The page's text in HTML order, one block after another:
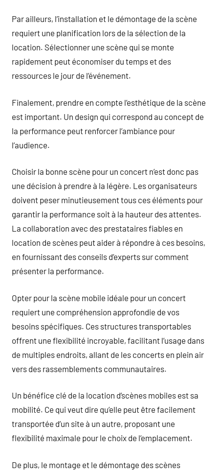
Par ailleurs, l’installation et le démontage de la scène
requiert une planification lors de la sélection de la
location. Sélectionner une scène qui se monte
rapidement peut économiser du temps et des
ressources le jour de l’événement.
Finalement, prendre en compte l’esthétique de la scène
est important. Un design qui correspond au concept de
la performance peut renforcer l’ambiance pour
l’audience.
Choisir la bonne scène pour un concert n’est donc pas
une décision à prendre à la légère. Les organisateurs
doivent peser minutieusement tous ces éléments pour
garantir la performance soit à la hauteur des attentes.
La collaboration avec des prestataires fiables en
location de scènes peut aider à répondre à ces besoins,
en fournissant des conseils d’experts sur comment
présenter la performance.
Opter pour la scène mobile idéale pour un concert
requiert une compréhension approfondie de vos
besoins spécifiques. Ces structures transportables
offrent une flexibilité incroyable, facilitant l’usage dans
de multiples endroits, allant de les concerts en plein air
vers des rassemblements communautaires.
Un bénéfice clé de la location d’scènes mobiles est sa
mobilité. Ce qui veut dire qu’elle peut être facilement
transportée d’un site à un autre, proposant une
flexibilité maximale pour le choix de l’emplacement.
De plus, le montage et le démontage des scènes